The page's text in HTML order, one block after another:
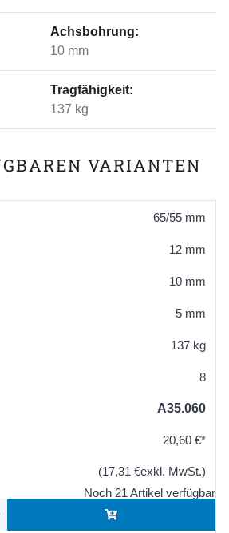
Achsbohrung:
10 mm
Tragfähigkeit:
137 kg
VARIANTEN
65/55 mm
12 mm
10 mm
5 mm
137 kg
8
A35.060
20,60 €*
(17,31 €exkl. MwSt.)
Noch 21 Artikel verfügbar